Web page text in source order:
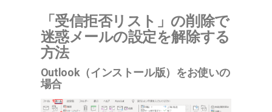
「受信拒否リスト」の削除で
迷惑メールの設定を解除する
方法
Outlook（インストール版）をお使いの
場合